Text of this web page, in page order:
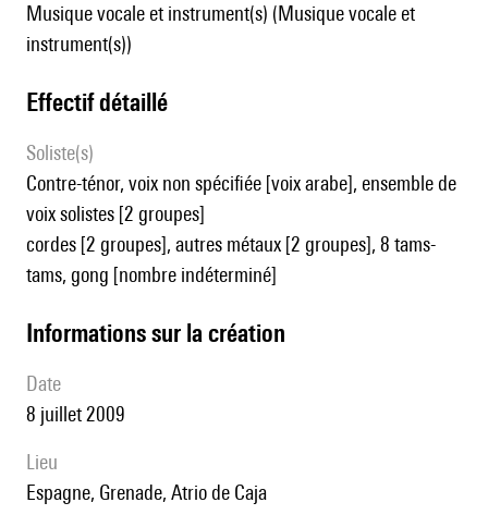
Musique vocale et instrument(s) (Musique vocale et
instrument(s))
effectif détaillé
Soliste(s)
contre-ténor, voix non spécifiée [voix arabe], ensemble de
voix solistes [2 groupes]
cordes [2 groupes], autres métaux [2 groupes], 8 tams-
tams, gong [nombre indéterminé]
informations sur la création
date
8 juillet 2009
lieu
Espagne, Grenade, Atrio de Caja